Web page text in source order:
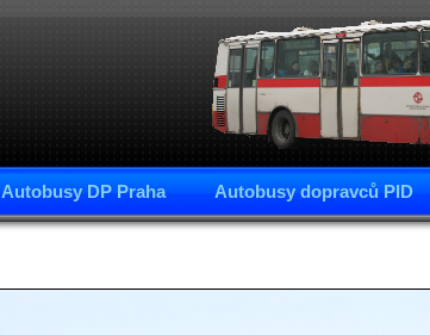
Autobusy DP Praha Autobusy dopravců PID